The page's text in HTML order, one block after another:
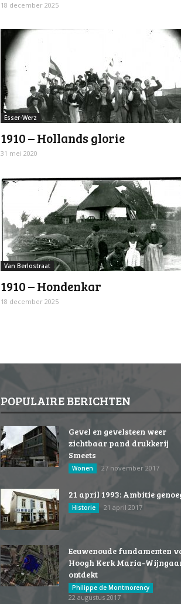
18 december 2025
Esser-Werz
1910 – Hollands glorie
31 mei 2020
Van Berlostraat
1910 – Hondenkar
18 december 2025
POPULAIRE BERICHTEN
Gevel en gevelsteen weer
zichtbaar pand drukkerij
Smeets
Wonen 27 november 2017
21 april 1993: Ambitie
Historie 21 april 2017
Eeuwenoude fundamenten
Hoogh Kerk Maria-
ontdekt
Philippe de Montmorency
22 augustus 2017